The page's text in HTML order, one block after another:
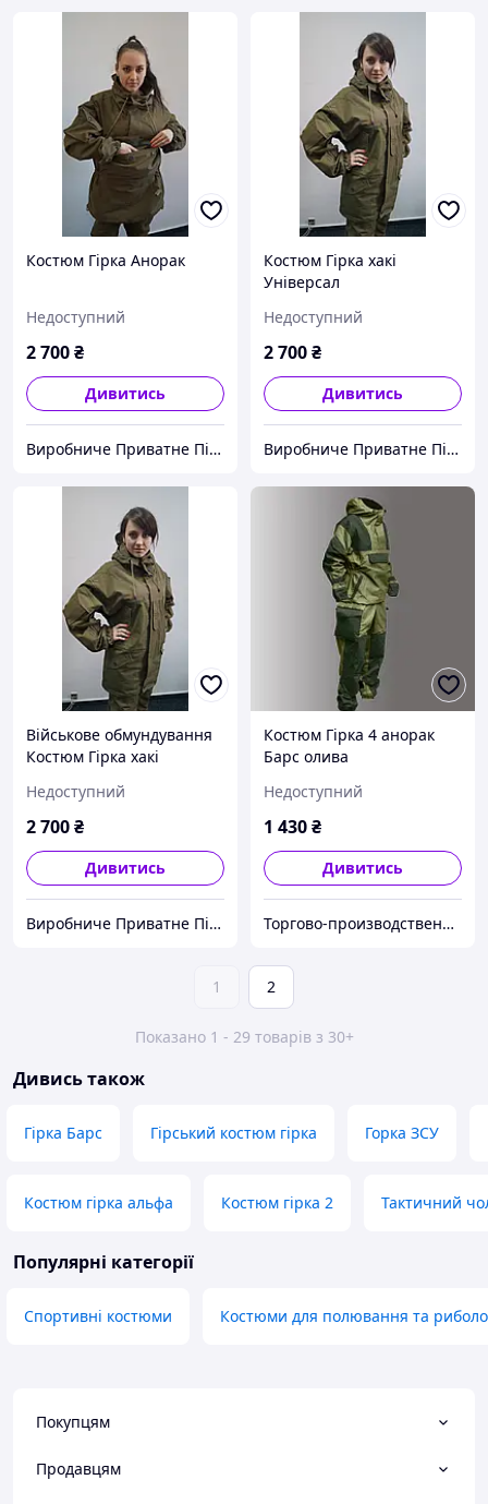
Костюм Гірка Анорак
Недоступний
2 700₴
Дивитись
Виробниче Приватне Підприємство "ДАГАЗ-СОЕ"
Костюм Гірка хакі
Універсал
Недоступний
2 700₴
Дивитись
Виробниче Приватне Підприємство "ДАГАЗ-СОЕ"
Військове обмундування
Костюм Гірка хакі
Недоступний
2 700₴
Дивитись
Виробниче Приватне Підприємство "ДАГАЗ-СОЕ"
Костюм Гірка 4 анорак
Барс олива
Недоступний
1 430₴
Дивитись
Торгово-производственная компания "Галерея"
1 2
Показано 1 - 29 товарів з 30+
Дивись також
Гірка Барс Гірський костюм гірка Горка ЗСУ
Костюм гірка альфа Костюм гірка 2 Тактичний
Популярні категорії
Спортивні костюми Костюми для полювання та
Покупцям
Продавцям